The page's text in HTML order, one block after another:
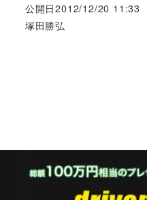
公開日2012/12/20 11:33
著
塚田勝弘